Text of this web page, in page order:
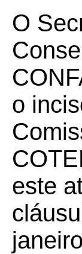
O
o
este